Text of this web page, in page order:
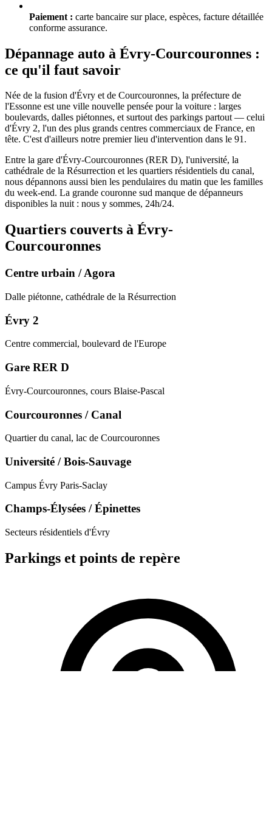
Paiement : carte bancaire sur place, espèces, facture détaillée
conforme assurance.
Dépannage auto à Évry-Courcouronnes :
ce qu'il faut savoir
Née de la fusion d'Évry et de Courcouronnes, la préfecture de
l'Essonne est une ville nouvelle pensée pour la voiture : larges
boulevards, dalles piétonnes, et surtout des parkings partout — celui
d'Évry 2, l'un des plus grands centres commerciaux de France, en
tête. C'est d'ailleurs notre premier lieu d'intervention dans le 91.
Entre la gare d'Évry-Courcouronnes (RER D), l'université, la
cathédrale de la Résurrection et les quartiers résidentiels du canal,
nous dépannons aussi bien les pendulaires du matin que les familles
du week-end. La grande couronne sud manque de dépanneurs
disponibles la nuit : nous y sommes, 24h/24.
Quartiers couverts à Évry-
Courcouronnes
Centre urbain / Agora
Dalle piétonne, cathédrale de la Résurrection
Évry 2
Centre commercial, boulevard de l'Europe
Gare RER D
Évry-Courcouronnes, cours Blaise-Pascal
Courcouronnes / Canal
Quartier du canal, lac de Courcouronnes
Université / Bois-Sauvage
Campus Évry Paris-Saclay
Champs-Élysées / Épinettes
Secteurs résidentiels d'Évry
Parkings et points de repère